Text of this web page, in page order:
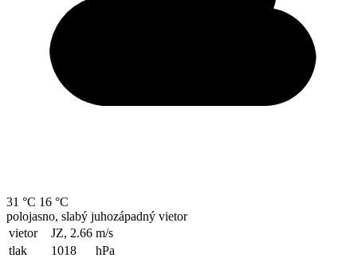
31 °C 16 °C
polojasno, slabý juhozápadný vietor
vietor
JZ, 2.66 m/s
tlak
1018
hPa